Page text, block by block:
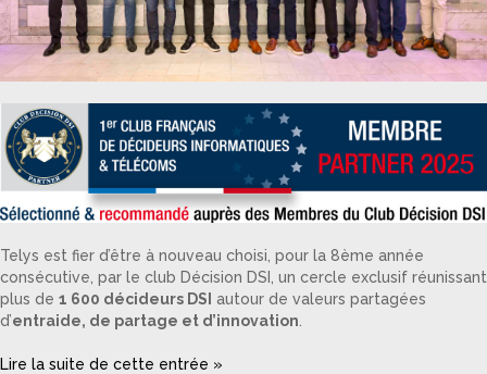
Telys est fier d’être à nouveau choisi, pour la 8ème année
consécutive, par le club Décision DSI, un cercle exclusif réunissant
plus de 1 600 décideurs DSI autour de valeurs partagées
d’entraide, de partage et d’innovation
Lire la suite de cette entrée »